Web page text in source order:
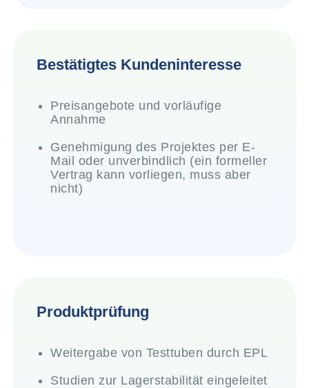
Bestätigtes Kundeninteresse
Preisangebote und vorläufige
Annahme
Genehmigung des Projektes per E-
Mail oder unverbindlich (ein formeller
Vertrag kann vorliegen, muss aber
nicht)
Produktprüfung
Weitergabe von Testtuben durch EPL
Studien zur Lagerstabilität eingeleitet